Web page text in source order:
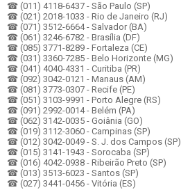
☎ (011) 4118-6437 - São Paulo (SP)
☎ (021) 2018-1033 - Rio de Janeiro (RJ)
☎ (071) 3512-6664 - Salvador (BA)
☎ (061) 3246-6782 - Brasília (DF)
☎ (085) 3771-8289 - Fortaleza (CE)
☎ (031) 3360-7285 - Belo Horizonte (MG)
☎ (041) 4040-4331 - Curitiba (PR)
☎ (092) 3042-0121 - Manaus (AM)
☎ (081) 3773-0307 - Recife (PE)
☎ (051) 3103-9991 - Porto Alegre (RS)
☎ (091) 2992-0014 - Belém (PA)
☎ (062) 3142-0035 - Goiânia (GO)
☎ (019) 3112-3060 - Campinas (SP)
☎ (012) 3042-0049 - S. J. dos Campos (SP)
☎ (015) 3141-1943 - Sorocaba (SP)
☎ (016) 4042-0938 - Ribeirão Preto (SP)
☎ (013) 3513-6023 - Santos (SP)
☎ (027) 3441-0456 - Vitória (ES)